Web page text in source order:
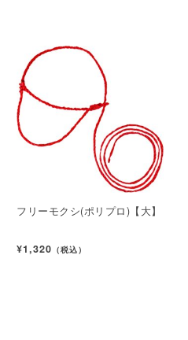
フリーモクシ(ポリプロ)【大】
¥1,320 （税込）